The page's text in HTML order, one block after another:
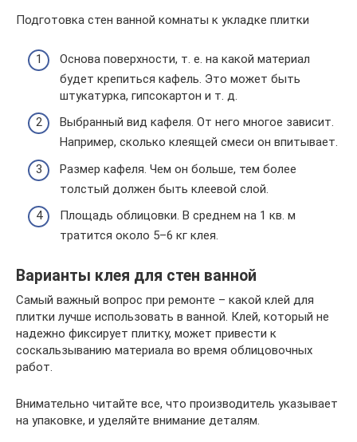
Подготовка стен ванной комнаты к укладке плитки
Основа поверхности, т. е. на какой материал
будет крепиться кафель. Это может быть
штукатурка, гипсокартон и т. д.
Выбранный вид кафеля. От него многое зависит.
Например, сколько клеящей смеси он впитывает.
Размер кафеля. Чем он больше, тем более
толстый должен быть клеевой слой.
Площадь облицовки. В среднем на 1 кв. м
тратится около 5–6 кг клея.
Варианты клея для стен ванной
Самый важный вопрос при ремонте – какой клей для
плитки лучше использовать в ванной. Клей, который не
надежно фиксирует плитку, может привести к
соскальзыванию материала во время облицовочных
работ.
Внимательно читайте все, что производитель указывает
на упаковке, и уделяйте внимание деталям.